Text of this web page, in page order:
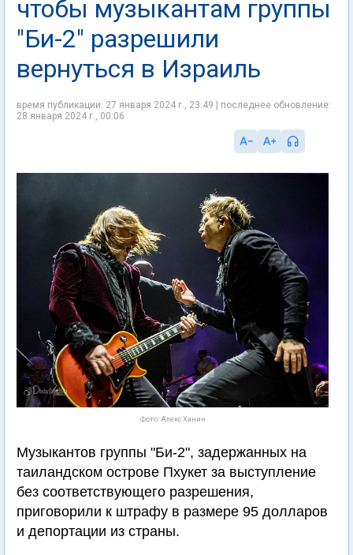
чтобы музыкантам группы
"Би-2" разрешили
вернуться в Израиль
время публикации: 27 января 2024 г., 23:49 | последнее обновление:
28 января 2024 г., 00:06
Фото: Алекс Ханин
Музыкантов группы "Би-2", задержанных на
таиландском острове Пхукет за выступление
без соответствующего разрешения,
приговорили к штрафу в размере 95 долларов
и депортации из страны.